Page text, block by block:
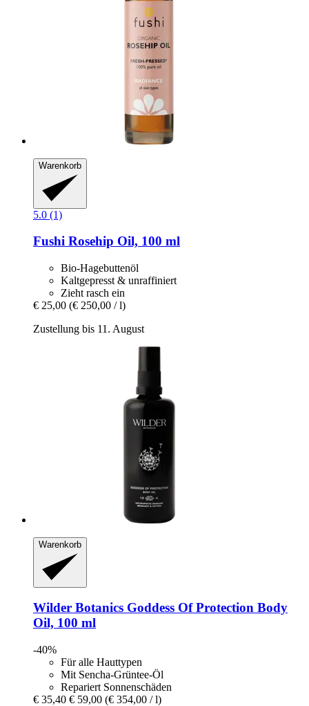
Warenkorb
5.0 (1)
Fushi Rosehip Oil, 100 ml
Bio-Hagebuttenöl
Kaltgepresst & unraffiniert
Zieht rasch ein
€ 25,00 (€ 250,00 / l)
Zustellung bis 11. August
Warenkorb
Wilder Botanics Goddess Of Protection Body
Oil, 100 ml
-40%
Für alle Hauttypen
Mit Sencha-Grüntee-Öl
Repariert Sonnenschäden
€ 35,40 € 59,00 (€ 354,00 / l)